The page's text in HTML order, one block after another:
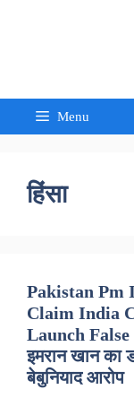
Menu
हिंसा
Pakistan Pm
Claim India
Launch False
इमरान खान का
बेबुनियाद आरोप